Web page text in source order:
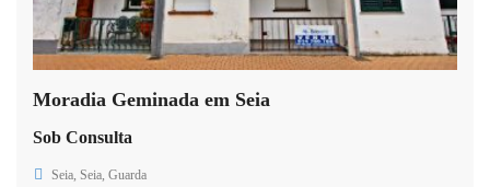
Moradia Geminada em Seia
Sob Consulta
Seia, Seia, Guarda